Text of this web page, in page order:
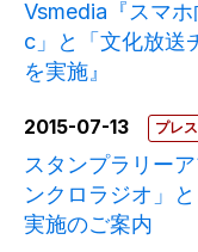
Vsmedia『スマ
c」と「文化放送
を実施』
2015-07-13 プレ
スタンプラリー
ンクロラジオ」
実施のご案内